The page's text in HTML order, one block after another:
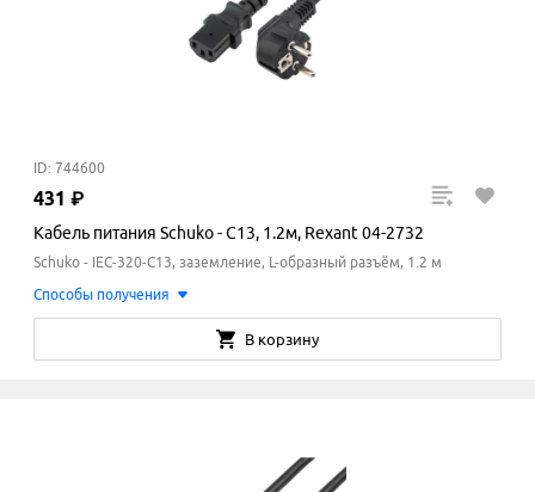
ID: 744600
431 ₽
Кабель питания Schuko - C13, 1.2м, Rexant 04-2732
Schuko - IEC-320-C13, заземление, L-образный разъём, 1.2 м
Способы получения
В корзину